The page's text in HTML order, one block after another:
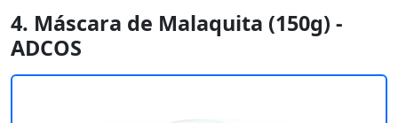
4. Máscara de Malaquita (150g) -
ADCOS